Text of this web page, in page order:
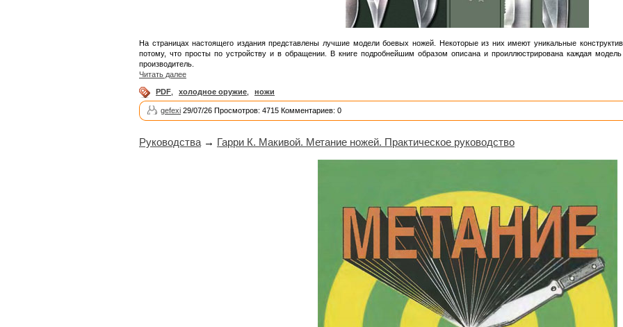
На страницах настоящего издания представлены лучшие модели боевых ножей. Некоторые из них имеют уникальные
потому, что просты по устройству и в обращении. В книге подробнейшим образом описана и проиллюстрирована каждая
производитель.
Читать далее
PDF холодное оружие ножи
gefexi 29/07/26 Просмотров: 4715 Комментариев: 0
Руководства → Гарри К. Макивой. Метание ножей. Практическое руководство